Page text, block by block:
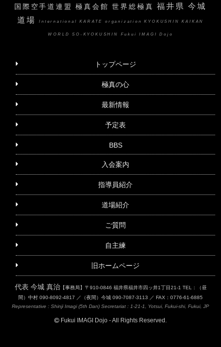
国際空手道連盟 極真会館 世界総極真福井県 今城
道場
International KARATE organization KYOKUSHIN KAIKAN
WORLD SO-KYOKUSHIN Fukui IMAGI Dojo
トップページ
極真の心
最新情報
予定表
BBS
入会案内
指導員紹介
道場紹介
ご質問
自主練
旧ホームページ
代表 今城 真治【事務局】〒910-0846 福井県福井市四ッ井1丁目21-1 TEL：（昼
間）中村 090-8092-4817 ／（夜間）今城 090-7087-3113 ／ FAX：0776-61-6885
Representative : Shinji Imagi (5th Dan) Secretariat : 1-21-1, Yotsui, Fukui-shi, Fukui, JP
Fukui IMAGI Dojo - All Rights Reserved.